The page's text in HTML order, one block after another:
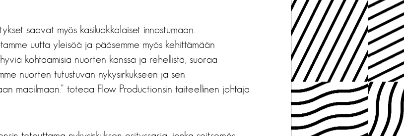
saavat myös kasiluokkalaiset innostumaan.
uutta yleisöä ja pääsemme myös kehittämään
kohtaamisia nuorten kanssa ja rehellistä, suoraa
nuorten tutustuvan nykysirkukseen ja sen
maailmaan.” toteaa Flow Productionsin taiteellinen johtaja